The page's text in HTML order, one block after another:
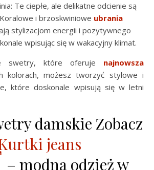
Te ciepłe, ale delikatne odcienie są
i brzoskwiniowe ubrania
stylizacjom energii i pozytywnego
wpisując się w wakacyjny klimat.
swetry, które oferuje najnowsza
kolorach, możesz tworzyć stylowe i
które doskonale wpisują się w letni
damskie Zobacz
jeans
– modna odzież w